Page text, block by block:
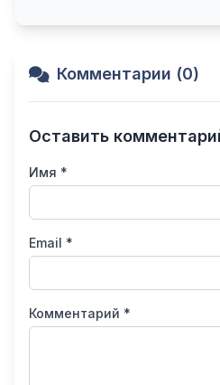
Комментарии (0)
Оставить
Имя *
Email *
Комментарий *